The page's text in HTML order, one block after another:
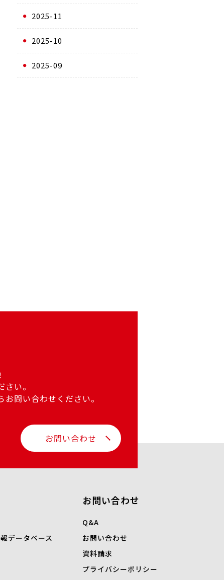
2025-11
2025-10
2025-09
い。
問い合わせください。
お問い合わせ
データベース
お問い合わせ
Q&A
お問い合わせ
資料請求
プライバシーポリシー